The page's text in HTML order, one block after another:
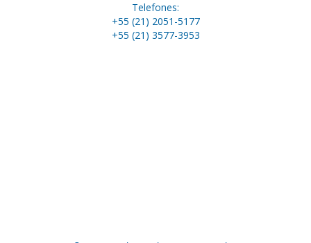
Telefones:
+55 (21) 2051-5177
+55 (21) 3577-3953